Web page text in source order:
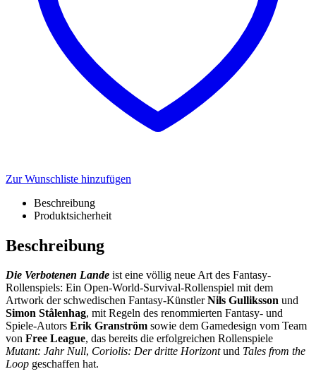
Zur Wunschliste hinzufügen
Beschreibung
Produktsicherheit
Beschreibung
Die Verbotenen Lande ist eine völlig neue Art des Fantasy-
Rollenspiels: Ein Open-World-Survival-Rollenspiel mit dem
Artwork der schwedischen Fantasy-KünstlerNils Gulliksson und
Simon Stålenhag, mit Regeln des renommierten Fantasy- und
Spiele-Autors Erik Granström sowie dem Gamedesign vom Team
von Free League, das bereits die erfolgreichen Rollenspiele
Mutant: Jahr Null, Coriolis: Der dritte Horizontund Tales from the
Loop geschaffen hat.